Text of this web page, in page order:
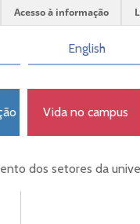
Acesso à informação
English
Vida no campus
dos setores da